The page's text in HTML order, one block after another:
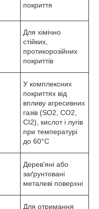
покриття
Для хімічно
стійких,
протикорозійних
покриттів
У комплексних
покриттях від
впливу агресивних
газів (SO2, CO2,
CI2), кислот і лугів
при температурі
до 60°С
Дерев'яні або
заґрунтовані
металеві поверхні
Для отримання